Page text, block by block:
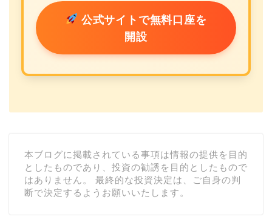
公式サイトで無料口座を
開設
本ブログに掲載されている事項は情報の提供を目的
としたものであり、投資の勧誘を目的としたもので
はありません。 最終的な投資決定は、ご自身の判
断で決定するようお願いいたします。